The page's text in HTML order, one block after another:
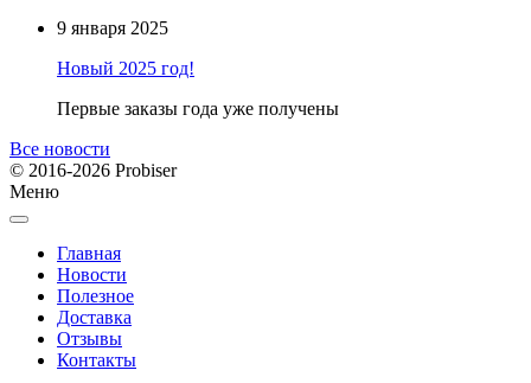
9 января 2025
Новый 2025 год!
Первые заказы года уже получены
Все новости
© 2016-2026 Probiser
Меню
Главная
Новости
Полезное
Доставка
Отзывы
Контакты